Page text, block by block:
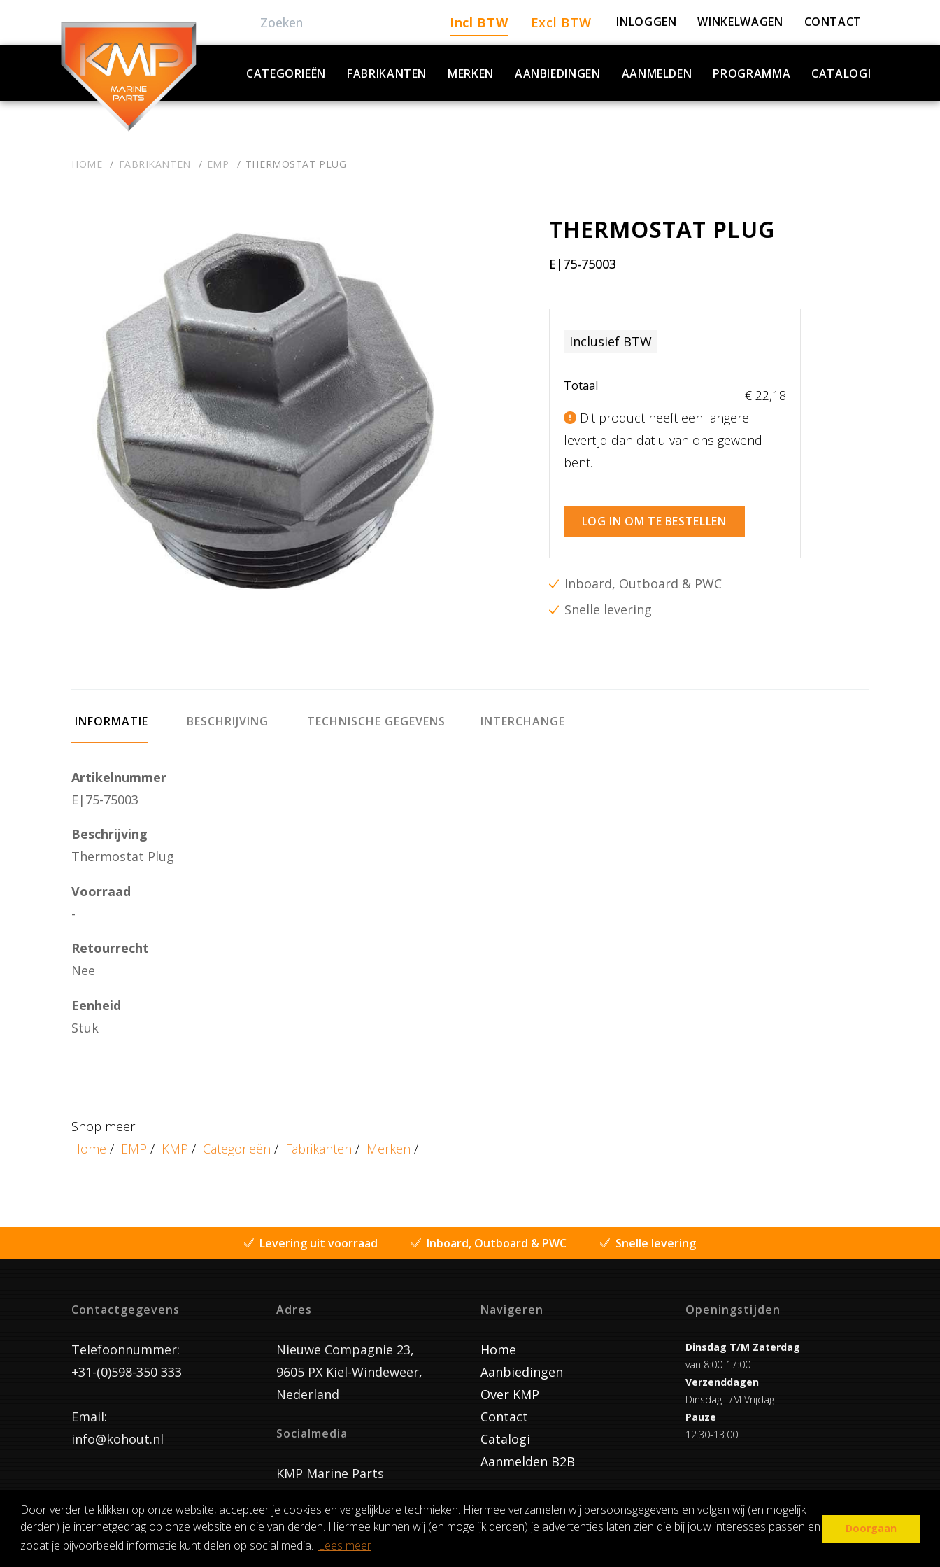
Door verder te klikken op onze website, accepteer je cookies en vergelijkbare technieken. Hiermee verzamelen wij persoonsgegevens en volgen wij (en mogelijk
derden) je internetgedrag op onze website en die van derden. Hiermee kunnen wij (en mogelijk derden) je advertenties laten zien die bij jouw interesses passen en
zodat je bijvoorbeeld informatie kunt delen op social media. Lees meer
Doorgaan
Incl BTW Excl BTW INLOGGEN WINKELWAGEN CONTACT
CATEGORIEËN FABRIKANTEN MERKEN AANBIEDINGEN AANMELDEN PROGRAMMA CATALOGI
HOME FABRIKANTEN EMP THERMOSTAT PLUG
THERMOSTAT PLUG
E|75-75003
Inclusief BTW
Totaal
€ 22,18
Dit product heeft een langere
levertijd dan dat u van ons gewend
bent.
LOG IN OM TE BESTELLEN
Inboard, Outboard & PWC
Snelle levering
INFORMATIE BESCHRIJVING TECHNISCHE GEGEVENS INTERCHANGE
Artikelnummer
E|75-75003
Beschrijving
Thermostat Plug
Voorraad
-
Retourrecht
Nee
Eenheid
Stuk
Shop meer
Home / EMP / KMP / Categorieën / Fabrikanten / Merken /
Levering uit voorraad Inboard, Outboard & PWC Snelle levering
Contactgegevens
Telefoonnummer:
+31-(0)598-350 333
Email:
info@kohout.nl
Adres
Nieuwe Compagnie 23,
9605 PX Kiel-Windeweer,
Nederland
Socialmedia
KMP Marine Parts
Navigeren
Home
Aanbiedingen
Over KMP
Contact
Catalogi
Aanmelden B2B
Openingstijden
Dinsdag T/M Zaterdag
van 8:00-17:00
Verzenddagen
Dinsdag T/M Vrijdag
Pauze
12:30-13:00
ALGEMENE VOORWAARDEN